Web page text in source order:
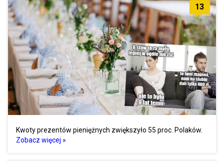
13
Kwoty prezentów pieniężnych zwiększyło 55 proc. Polaków.
Zobacz więcej »